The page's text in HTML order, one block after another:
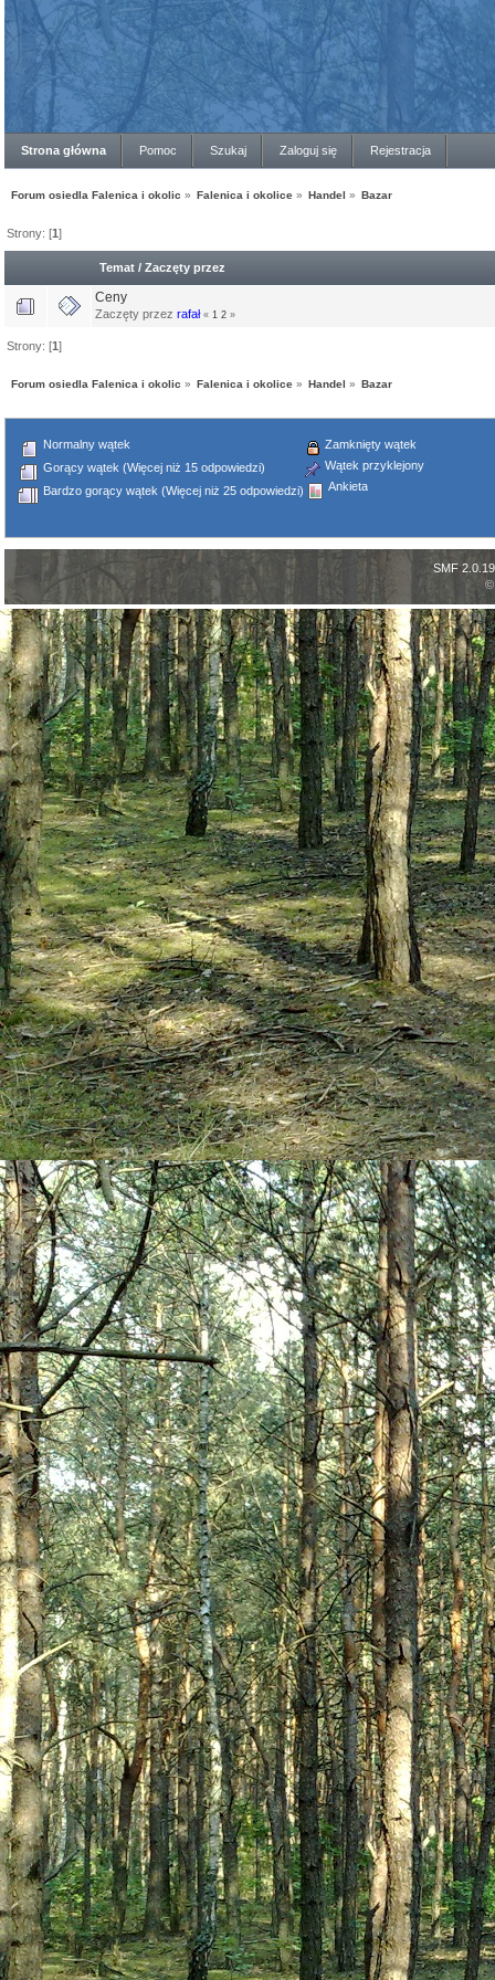
Strona główna Pomoc Szukaj Zaloguj się Rejestracja
Forum osiedla Falenica i okolic » Falenica i okolice » Handel » Bazar
Strony: [1]
Temat/ Zaczęty przez
Ceny
Zaczęty przez rafał « 1 2 »
Strony: [1]
Forum osiedla Falenica i okolic » Falenica i okolice » Handel » Bazar
Normalny wątek
Gorący wątek (Więcej niż 15 odpowiedzi)
Bardzo gorący wątek (Więcej niż 25 odpowiedzi)
Zamknięty wątek
Wątek przyklejony
Ankieta
SMF 2.0.19
©